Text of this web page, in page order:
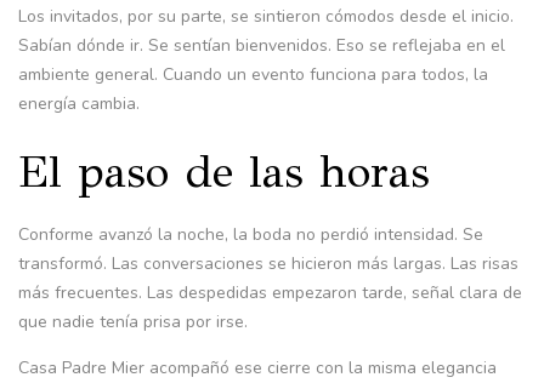
Los invitados, por su parte, se sintieron cómodos desde el inicio.
Sabían dónde ir. Se sentían bienvenidos. Eso se reflejaba en el
ambiente general. Cuando un evento funciona para todos, la
energía cambia.
El paso de las horas
Conforme avanzó la noche, la boda no perdió intensidad. Se
transformó. Las conversaciones se hicieron más largas. Las risas
más frecuentes. Las despedidas empezaron tarde, señal clara de
que nadie tenía prisa por irse.
Casa Padre Mier acompañó ese cierre con la misma elegancia